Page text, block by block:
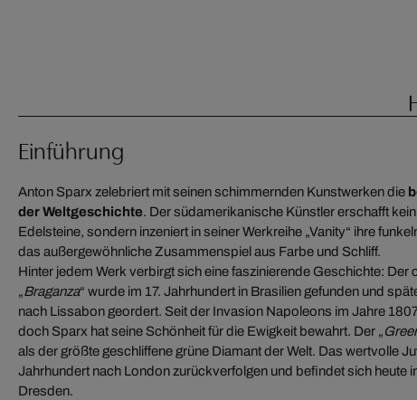
Einführung
Anton Sparx zelebriert mit seinen schimmernden Kunstwerken die
der Weltgeschichte. Der südamerikanische Künstler erschafft
Edelsteine, sondern inzeniert in seiner Werkreihe „Vanity“ ihre
das außergewöhnliche Zusammenspiel aus Farbe und Schliff.
Hinter jedem Werk verbirgt sich eine faszinierende Geschichte: Der
„Braganza“ wurde im 17. Jahrhundert in Brasilien gefunden und
nach Lissabon geordert. Seit der Invasion Napoleons im Jahre
doch Sparx hat seine Schönheit für die Ewigkeit bewahrt. Der „
als der größte geschliffene grüne Diamant der Welt. Das wertvolle
Jahrhundert nach London zurückverfolgen und befindet sich heute
Dresden.